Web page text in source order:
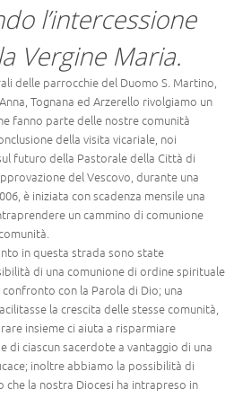
l’intercessione
Vergine Maria.
delle parrocchie del Duomo S. Martino,
Tognana ed Arzerello rivolgiamo un
fanno parte delle nostre comunità
della visita vicariale, noi
futuro della Pastorale della Città di
del Vescovo, durante una
è iniziata con scadenza mensile una
un cammino di comunione
in questa strada sono state
di una comunione di ordine spirituale
con la Parola di Dio; una
la crescita delle stesse comunità,
insieme ci aiuta a risparmiare
di ciascun sacerdote a vantaggio di una
inoltre abbiamo la possibilità di
che la nostra Diocesi ha intrapreso in